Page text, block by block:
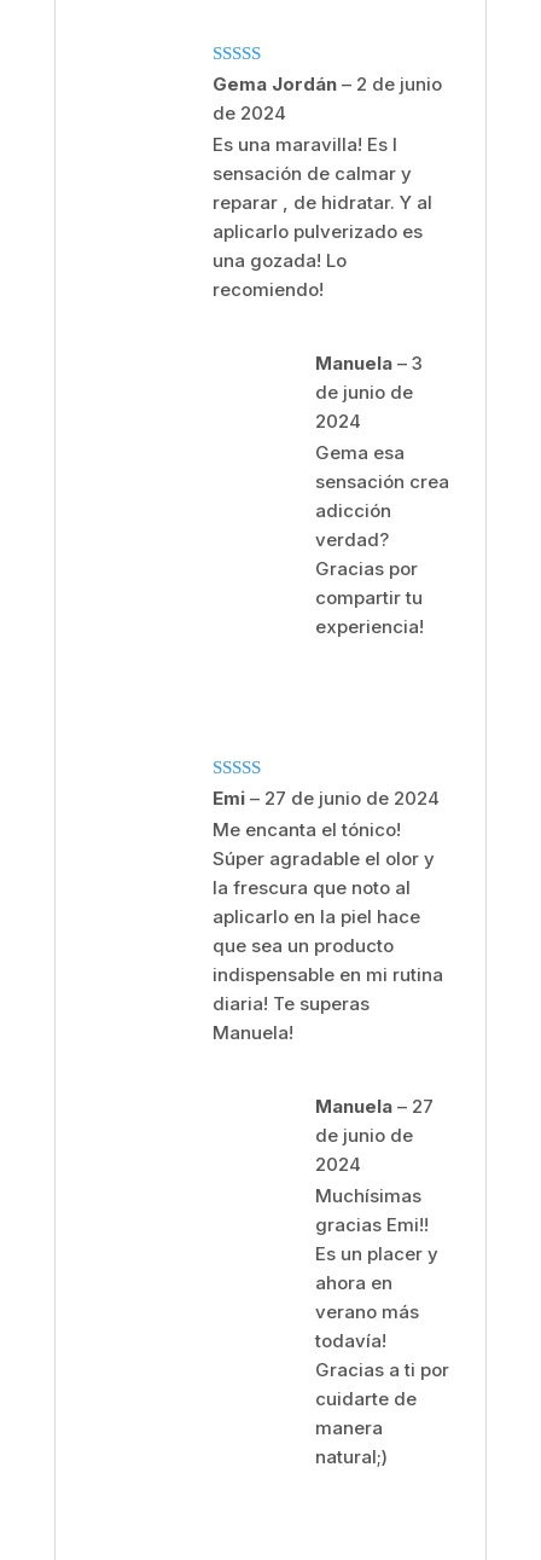
Valorado
Gema Jordán – 2 de junio
de 2024
Es una maravilla! Es l
sensación de calmar y
reparar , de hidratar. Y al
aplicarlo pulverizado es
una gozada! Lo
recomiendo!
Manuela – 3
de junio de
2024
Gema esa
sensación crea
adicción
verdad?
Gracias por
compartir tu
experiencia!
Valorado
Emi – 27 de junio de 2024
Me encanta el tónico!
Súper agradable el olor y
la frescura que noto al
aplicarlo en la piel hace
que sea un producto
indispensable en mi rutina
diaria! Te superas
Manuela!
Manuela – 27
de junio de
2024
Muchísimas
gracias Emi!!
Es un placer y
ahora en
verano más
todavía!
Gracias a ti por
cuidarte de
manera
natural;)